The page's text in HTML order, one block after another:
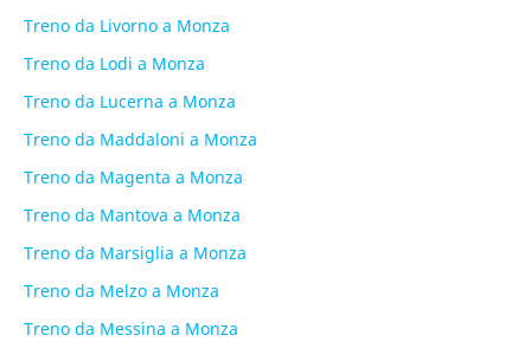
Treno da Livorno a Monza
Treno da Lodi a Monza
Treno da Lucerna a Monza
Treno da Maddaloni a Monza
Treno da Magenta a Monza
Treno da Mantova a Monza
Treno da Marsiglia a Monza
Treno da Melzo a Monza
Treno da Messina a Monza